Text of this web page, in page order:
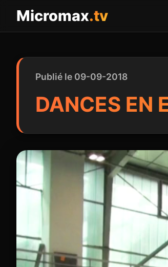
Micromax.tv
Publié le 09-09-2018
DANCES EN